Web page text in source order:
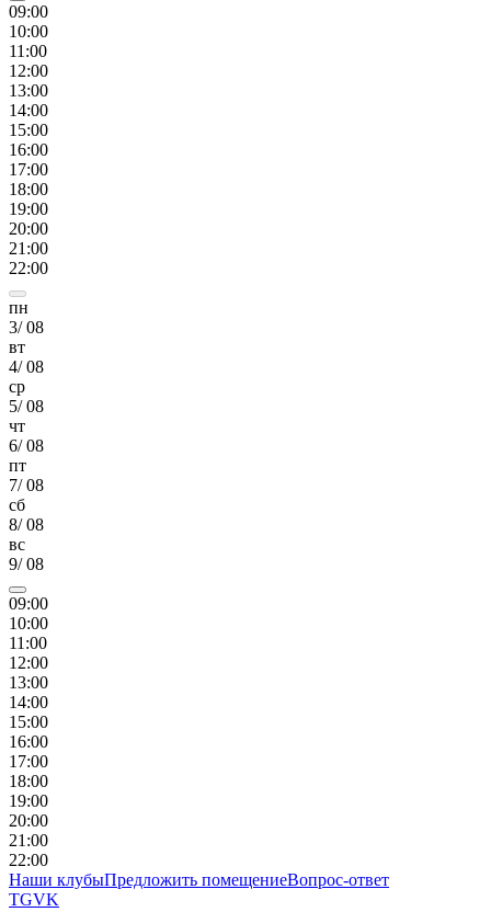
09:00
10:00
11 :00
12:00
13:00
14:00
15:00
16:00
17:00
18:00
19:00
20:00
21 :00
22:00
пн
3/08
вт
4/08
ср
5/08
чт
6/08
пт
7/08
сб
8/08
вс
9/08
09:00
10:00
11 :00
12:00
13:00
14:00
15:00
16:00
17:00
18:00
19:00
20:00
21 :00
22:00
Наши клубыПредложить помещениеВопрос-ответ
TGVK